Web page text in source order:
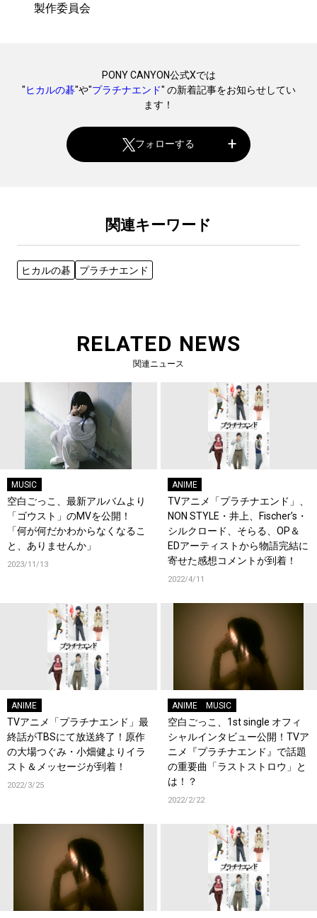
製作委員会
PONY CANYON公式Xでは
"ヒカルの碁"や"プラチナエンド" の新着記事をお知らせしてい
ます！
フォローする
関連キーワード
ヒカルの碁 プラチナエンド
RELATED NEWS
関連ニュース
MUSIC
空白ごっこ、最新アルバムより
「ゴウスト」のMVを公開！
「何が何だかわからなくなるこ
と、ありませんか」
2023/11/13
ANIME
TVアニメ「プラチナエンド」、
NON STYLE・井上、Fischer’s・
シルクロード、そらる、OP＆
EDアーティストから物語完結に
寄せた感想コメントが到着！
2022/4/11
ANIME
TVアニメ「プラチナエンド」最
終話がTBSにて放送終了！原作
の大場つぐみ・小畑健よりイラ
スト＆メッセージが到着！
2022/3/25
ANIME MUSIC
空白ごっこ、1st single オフィ
シャルインタビュー公開！TVア
ニメ『プラチナエンド』で話題
の重要曲「ラストストロウ」と
は！？
2022/2/22